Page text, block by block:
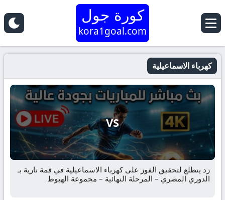
كورة جول
kora1goal.com
كهرباء الاسماعيلية
VS
زد يتطلع لتحقيق الفوز على كهرباء الاسماعيلية في قمة نارية بـ
الدوري المصري – المرحلة النهائية – مجموعة الهبوط